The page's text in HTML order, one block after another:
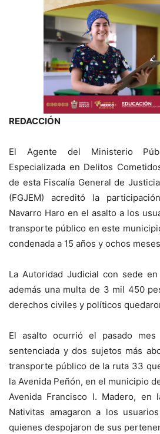
REDACCIÓN
El Agente del Ministerio
Especializada en Delitos
de esta Fiscalía General de
(FGJEM) acreditó la
Navarro Haro en el asalto a los
transporte público en este
condenada a 15 años y ochos
​La Autoridad Judicial con sede
además una multa de 3 mil 450
derechos civiles y políticos
​El asalto ocurrió el pasado
sentenciada y dos sujetos más
transporte público de la ruta 33
la Avenida Peñón, en el municipio
Avenida Francisco I. Madero, en
Nativitas amagaron a los
quienes despojaron de sus